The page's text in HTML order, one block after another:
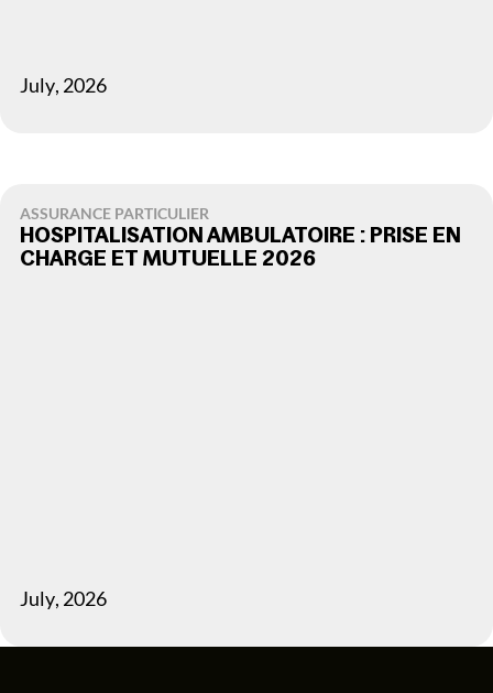
July, 2026
ASSURANCE PARTICULIER
HOSPITALISATION AMBULATOIRE : PRISE EN
CHARGE ET MUTUELLE 2026
July, 2026